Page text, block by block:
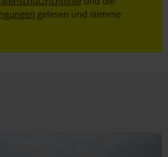
gelesen und stimme